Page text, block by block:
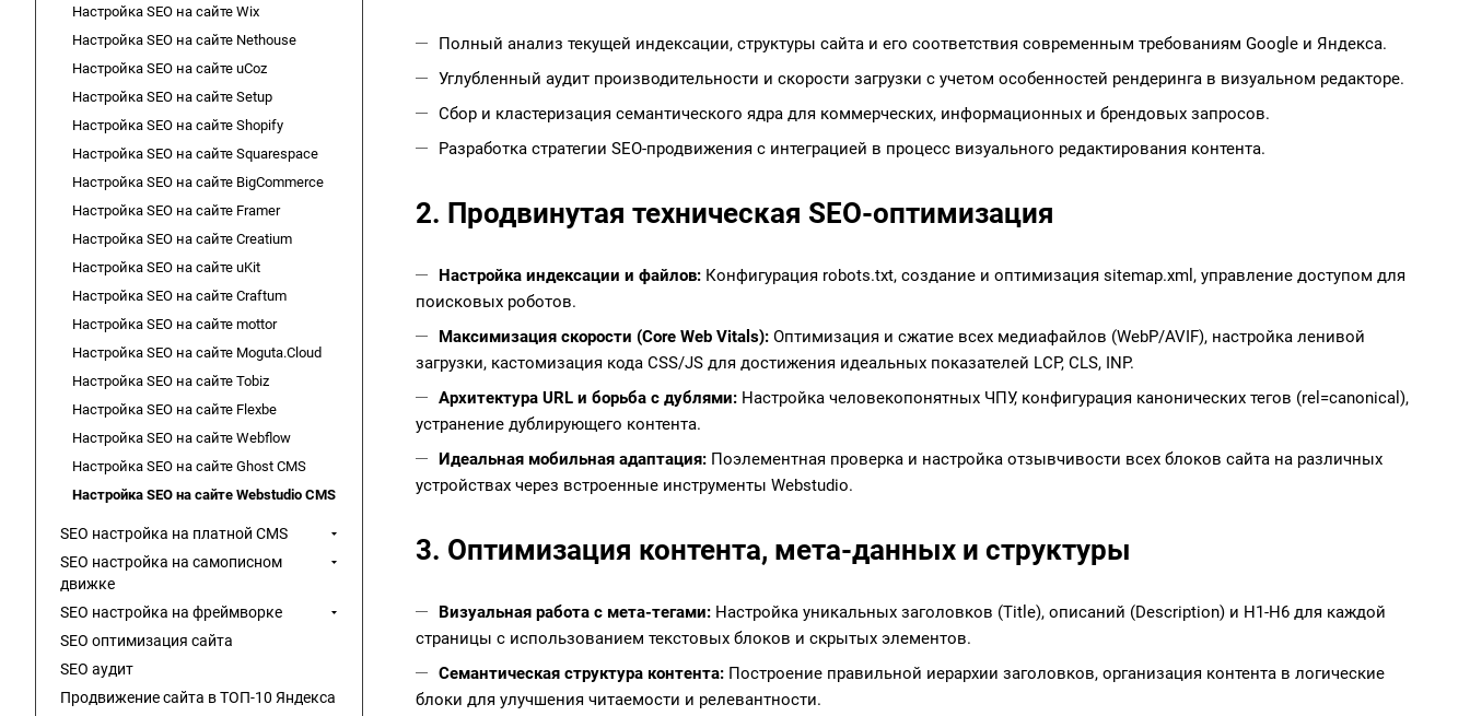
Полный анализ текущей индексации, структуры сайта и его соответствия современным требованиям Google и Яндекса.
Углубленный аудит производительности и скорости загрузки с учетом особенностей рендеринга в визуальном редакторе.
Сбор и кластеризация семантического ядра для коммерческих, информационных и брендовых запросов.
Разработка стратегии SEO-продвижения с интеграцией в процесс визуального редактирования контента.
2. Продвинутая техническая SEO-оптимизация
Настройка индексации и файлов: Конфигурация robots.txt, создание и оптимизация sitemap.xml, управление доступом для
поисковых роботов.
Максимизация скорости (Core Web Vitals): Оптимизация и сжатие всех медиафайлов (WebP/AVIF), настройка ленивой
загрузки, кастомизация кода CSS/JS для достижения идеальных показателей LCP, CLS, INP.
Архитектура URL и борьба с дублями: Настройка человекопонятных ЧПУ, конфигурация канонических тегов (rel=canonical),
устранение дублирующего контента.
Идеальная мобильная адаптация: Поэлементная проверка и настройка отзывчивости всех блоков сайта на различных
устройствах через встроенные инструменты Webstudio.
3. Оптимизация контента, мета-данных и структуры
Визуальная работа с мета-тегами: Настройка уникальных заголовков (Title), описаний (Description) и H1-H6 для каждой
страницы с использованием текстовых блоков и скрытых элементов.
Семантическая структура контента: Построение правильной иерархии заголовков, организация контента в логические
блоки для улучшения читаемости и релевантности.
Настройка SEO на сайте Wix
Настройка SEO на сайте Nethouse
Настройка SEO на сайте uCoz
Настройка SEO на сайте Setup
Настройка SEO на сайте Shopify
Настройка SEO на сайте Squarespace
Настройка SEO на сайте BigCommerce
Настройка SEO на сайте Framer
Настройка SEO на сайте Creatium
Настройка SEO на сайте uKit
Настройка SEO на сайте Craftum
Настройка SEO на сайте mottor
Настройка SEO на сайте Moguta.Cloud
Настройка SEO на сайте Tobiz
Настройка SEO на сайте Flexbe
Настройка SEO на сайте Webflow
Настройка SEO на сайте Ghost CMS
Настройка SEO на сайте Webstudio CMS
SEO настройка на платной CMS
SEO настройка на самописном
движке
SEO настройка на фреймворке
SEO оптимизация сайта
SEO аудит
Продвижение сайта в ТОП-10 Яндекса